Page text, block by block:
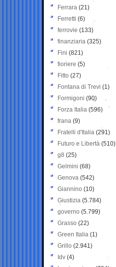
Ferrara (21)
Ferretti (6)
ferrovie (133)
finanziaria (325)
Fini (821)
fioriere (5)
Fitto (27)
Fontana di Trevi (1)
Formigoni (90)
Forza Italia (596)
frana (9)
Fratelli d'Italia (291)
Futuro e Libertà (510)
g8 (25)
Gelmini (68)
Genova (542)
Giannino (10)
Giustizia (5.784)
governo (5.799)
Grasso (22)
Green Italia (1)
Grillo (2.941)
Idv (4)